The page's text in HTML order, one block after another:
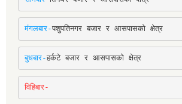
मंगलबार-पशुपतिनगर बजार र आसपासको क्षेत्र
बुधबार-हर्कटे बजार र आसपासको क्षेत्र
विहिबार-